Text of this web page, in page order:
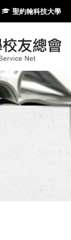
聖約翰科技大學